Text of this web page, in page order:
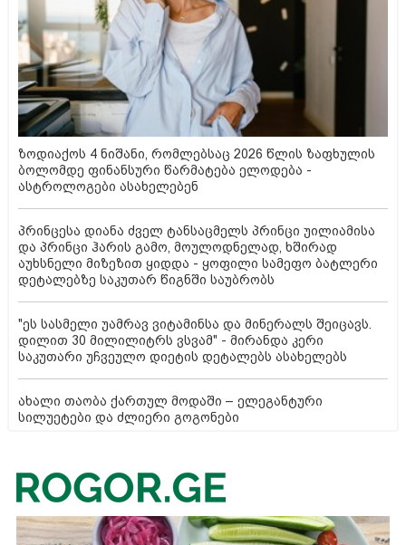
ზოდიაქოს 4 ნიშანი, რომლებსაც 2026 წლის ზაფხულის
ბოლომდე ფინანსური წარმატება ელოდება -
ასტროლოგები ასახელებენ
პრინცესა დიანა ძველ ტანსაცმელს პრინცი უილიამისა
და პრინცი ჰარის გამო, მოულოდნელად, ხშირად
აუხსნელი მიზეზით ყიდდა - ყოფილი სამეფო ბატლერი
დეტალებზე საკუთარ წიგნში საუბრობს
"ეს სასმელი უამრავ ვიტამინსა და მინერალს შეიცავს.
დილით 30 მილილიტრს ვსვამ" - მირანდა კერი
საკუთარი უჩვეულო დიეტის დეტალებს ასახელებს
ახალი თაობა ქართულ მოდაში – ელეგანტური
სილუეტები და ძლიერი გოგონები